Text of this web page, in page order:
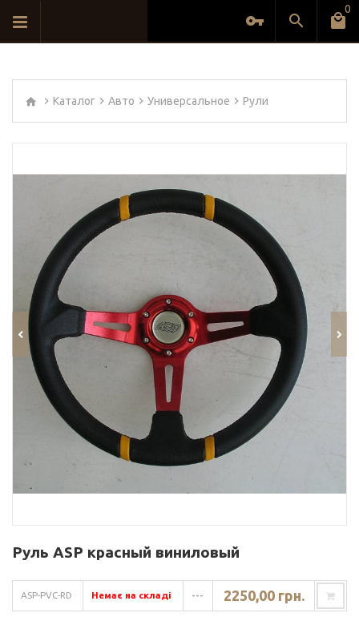
0
Каталог Авто Универсальное Рули
Руль ASP красный виниловый
ASP-PVC-RD Немає на складі --- 2250,00 грн.